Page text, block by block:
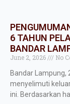
6 TAHUN
BANDAR
June 2, 2026
No
Bandar Lampung,
menyelimuti
ini. Berdasarkan